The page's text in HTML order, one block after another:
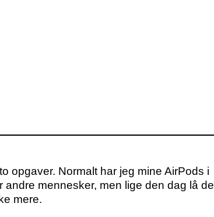
opgaver. Normalt har jeg mine AirPods i
mennesker, men lige den dag lå de
mere.